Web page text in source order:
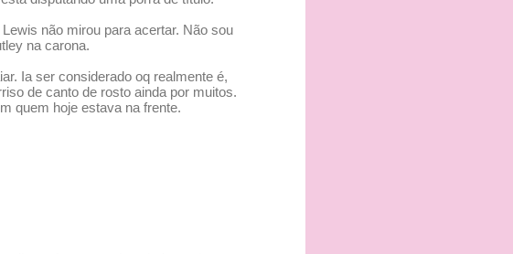
não mirou para acertar. Não sou
na carona.
Ia ser considerado oq realmente é,
de canto de rosto ainda por muitos.
quem hoje estava na frente.